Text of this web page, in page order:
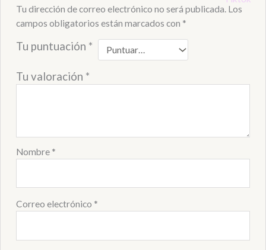
Tu dirección de correo electrónico no será publicada. Los
campos obligatorios están marcados con *
Tu puntuación *
Tu valoración *
Nombre *
Correo electrónico *